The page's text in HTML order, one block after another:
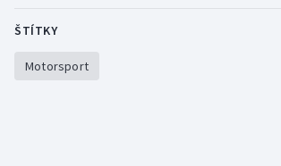
ŠTÍTKY
Motorsport